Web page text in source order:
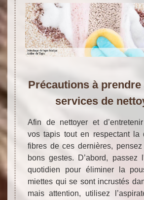
Précautions à prendre
services de
Afin de nettoyer et
vos tapis tout en respectant la
fibres de ces dernières,
bons gestes. D’abord, passez
quotidien pour éliminer la
miettes qui se sont incrustés
mais attention, utilisez